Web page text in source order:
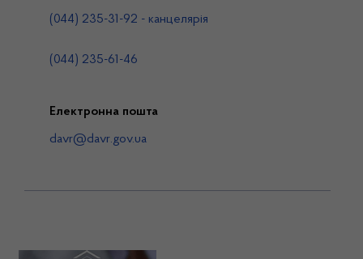
(044) 235-31-92 - канцелярія
(044) 235-61-46
Електронна пошта
davr@davr.gov.ua